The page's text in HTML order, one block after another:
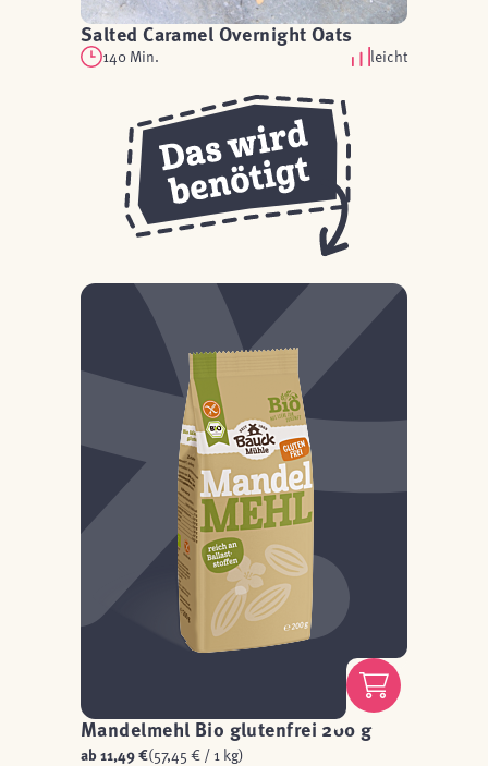
Mandelmehl Bio glutenfrei 200 g
ab11,49 €(57,45 € / 1 kg)
Salted Caramel Overnight Oats
140 Min. leicht